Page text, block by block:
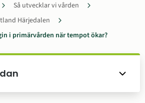
Så utvecklar vi vården
Härjedalen
i primärvården när tempot ökar?